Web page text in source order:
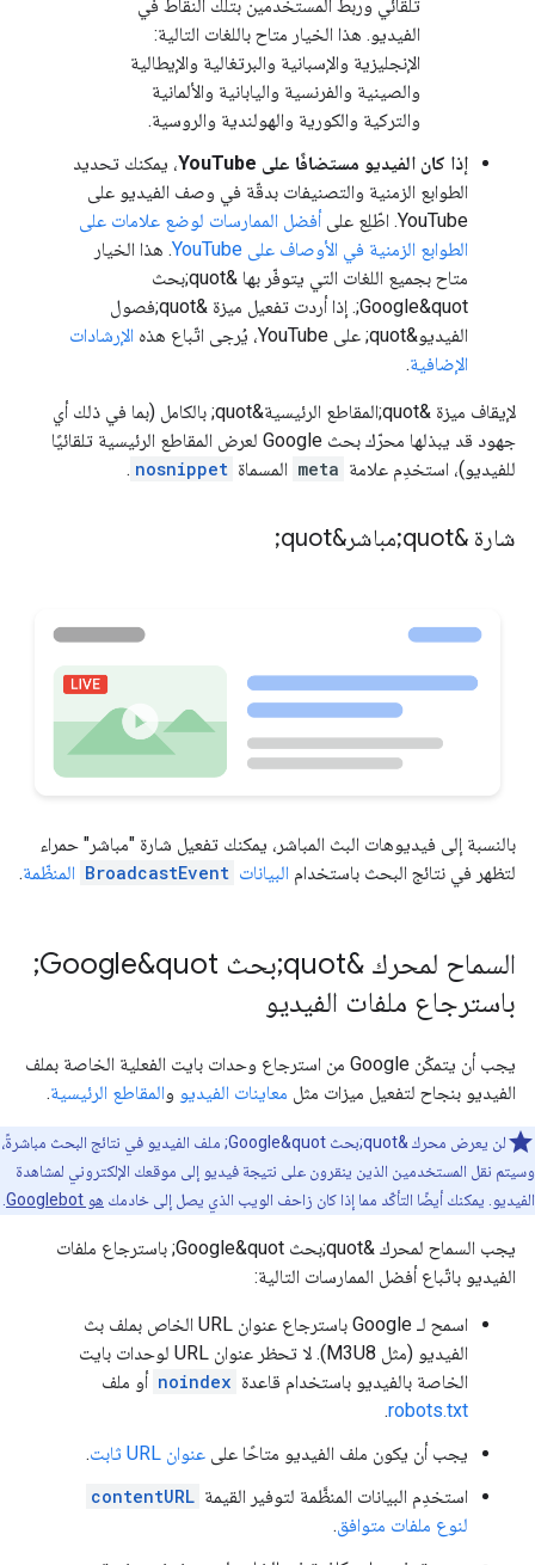
تلقائي وربط المستخدمين بتلك النقاط في
الفيديو. هذا الخيار متاح باللغات التالية:
الإنجليزية والإسبانية والبرتغالية والإيطالية
والصينية والفرنسية واليابانية والألمانية
والتركية والكورية والهولندية والروسية.
إذا كان الفيديو مستضافًا على YouTube
، يمكنك تحديد
الطوابع الزمنية والتصنيفات بدقّة في وصف الفيديو على
YouTube. اطّلِع على
أفضل الممارسات لوضع علامات على
الطوابع الزمنية في الأوصاف على YouTube
. هذا الخيار
متاح بجميع اللغات التي يتوفّر بها &quot;بحث
Google&quot;. إذا أردت تفعيل ميزة &quot;فصول
الفيديو&quot; على YouTube، يُرجى اتّباع هذه
الإرشادات
الإضافية.
لإيقاف ميزة &quot;المقاطع الرئيسية&quot; بالكامل (بما في ذلك أي
جهود قد يبذلها محرّك بحث Google لعرض المقاطع الرئيسية تلقائيًا
للفيديو)، استخدِم علامة meta المسماة nosnippet
.
شارة &quot;مباشر&quot;
بالنسبة إلى فيديوهات البث المباشر، يمكنك تفعيل شارة "مباشر" حمراء
لتظهر في نتائج البحث باستخدام البيانات BroadcastEvent المنظّمة.
السماح لمحرك &quot;بحث Google&quot;
باسترجاع ملفات الفيديو
يجب أن يتمكّن Google من استرجاع وحدات بايت الفعلية الخاصة بملف
الفيديو بنجاح لتفعيل ميزات مثل معاينات الفيديو والمقاطع الرئيسية.
لن يعرض محرك &quot;بحث Google&quot; ملف الفيديو في نتائج البحث مباشرةً،
وسيتم نقل المستخدمين الذين ينقرون على نتيجة فيديو إلى موقعك الإلكتروني لمشاهدة
الفيديو. يمكنك أيضًا التأكّد مما إذا كان زاحف الويب الذي يصل إلى خادمك هو Googlebot
يجب السماح لمحرك &quot;بحث Google&quot; باسترجاع ملفات
الفيديو باتّباع أفضل الممارسات التالية:
اسمح لـ Google باسترجاع عنوان URL الخاص بملف بث
الفيديو (مثل M3U8). لا تحظر عنوان URL لوحدات بايت
الخاصة بالفيديو باستخدام قاعدة noindex أو ملف
robots.txt
.
يجب أن يكون ملف الفيديو متاحًا على عنوان URL ثابت
.
استخدِم البيانات المنظَّمة لتوفير القيمة contentURL
لنوع ملفات متوافق .